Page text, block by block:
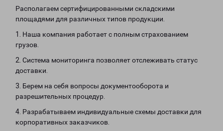
Располагаем сертифицированными складскими
площадями для различных типов продукции.
1. Наша компания работает с полным страхованием
грузов.
2. Система мониторинга позволяет отслеживать статус
доставки.
3. Берем на себя вопросы документооборота и
разрешительных процедур.
4. Разрабатываем индивидуальные схемы доставки для
корпоративных заказчиков.